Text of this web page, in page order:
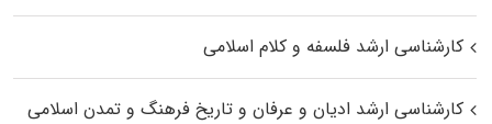
کارشناسی ارشد فلسفه و کلام اسلامی
کارشناسی ارشد ادیان و عرفان و تاریخ فرهنگ و تمدن اسلامی